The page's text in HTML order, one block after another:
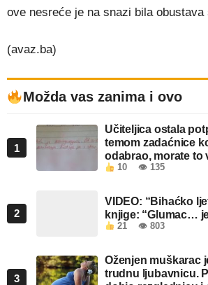
ove nesreće je na snazi bila obustava
(avaz.ba)
Možda vas zanima i ovo
1
Učiteljica ostala
temom zadaćnice
odabrao, morate to
10 👁 135
2
VIDEO: “Bihaćko
knjige: “Glumac…
21 👁 803
3
Oženjen muškarac
trudnu ljubavnicu.